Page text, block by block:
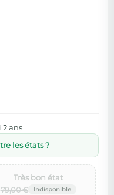
2 ans
les états ?
79,00 €
Très bon état‌